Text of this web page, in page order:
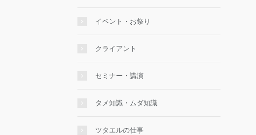
イベント・お祭り
クライアント
セミナー・講演
タメ知識・ムダ知識
ツタエルの仕事